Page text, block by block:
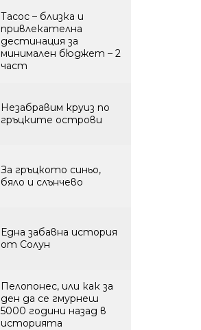
Тасос – близка и
привлекателна
дестинация за
минимален бюджет – 2
част
Незабравим круиз по
гръцките острови
За гръцкото синьо,
бяло и слънчево
Една забавна история
от Солун
Пелопонес, или как за
ден да се гмурнеш
5000 години назад в
историята